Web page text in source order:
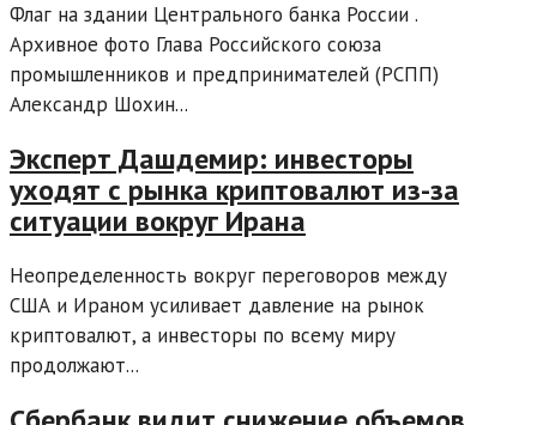
Флаг на здании Центрального банка России .
Архивное фото Глава Российского союза
промышленников и предпринимателей (РСПП)
Александр Шохин...
Эксперт Дашдемир: инвесторы
уходят с рынка криптовалют из-за
ситуации вокруг Ирана
Неопределенность вокруг переговоров между
США и Ираном усиливает давление на рынок
криптовалют, а инвесторы по всему миру
продолжают...